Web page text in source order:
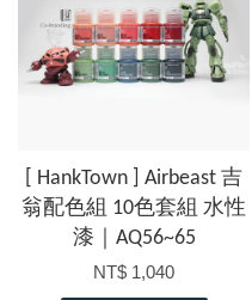
[ HankTown ] Airbeast 吉
翁配色組 10色套組 水性
漆｜AQ56~65
NT$ 1,040